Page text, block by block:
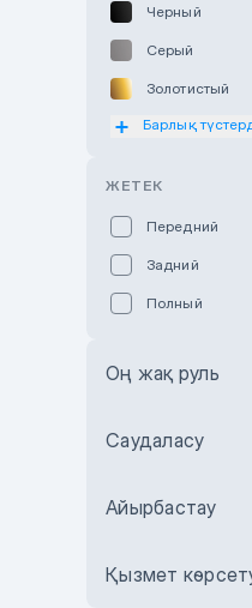
Черный
Серый
Золотистый
Оранжевый
Зеленый
Бежевый
Барлық
ЖЕТЕК
Передний
Задний
Полный
Оң жақ руль
Саудаласу
Айырбастау
Қызмет